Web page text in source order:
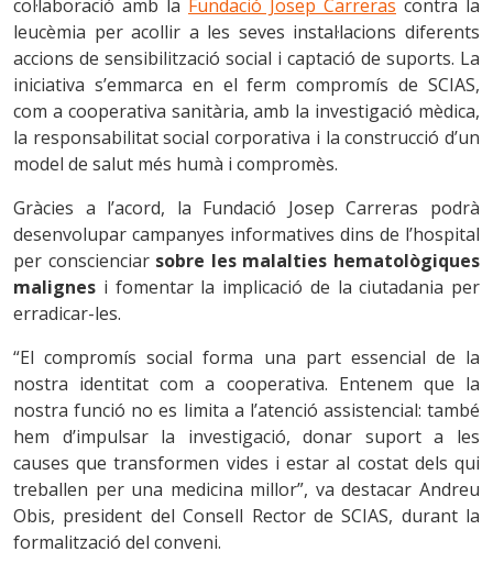
col·laboració amb la Fundació Josep Carreras contra la
leucèmia per acollir a les seves instal·lacions diferents
accions de sensibilització social i captació de suports. La
iniciativa s’emmarca en el ferm compromís de SCIAS,
com a cooperativa sanitària, amb la investigació mèdica,
la responsabilitat social corporativa i la construcció d’un
model de salut més humà i compromès.
Gràcies a l’acord, la Fundació Josep Carreras podrà
desenvolupar campanyes informatives dins de l’hospital
per conscienciar sobre les malalties hematològiques
malignes i fomentar la implicació de la ciutadania per
erradicar-les.
“El compromís social forma una part essencial de la
nostra identitat com a cooperativa. Entenem que la
nostra funció no es limita a l’atenció assistencial: també
hem d’impulsar la investigació, donar suport a les
causes que transformen vides i estar al costat dels qui
treballen per una medicina millor”, va destacar Andreu
Obis, president del Consell Rector de SCIAS, durant la
formalització del conveni.